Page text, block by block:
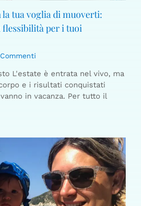
tua voglia di muoverti:
flessibilità per i tuoi
L'estate è entrata nel vivo, ma
e i risultati conquistati
in vacanza. Per tutto il